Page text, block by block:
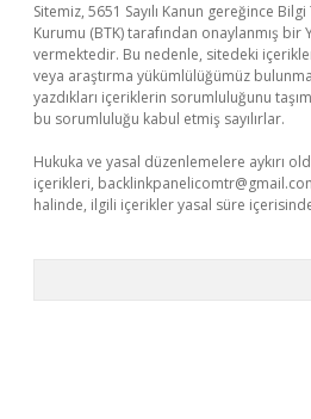
Sitemiz, 5651 Sayılı Kanun gereğince
Kurumu (BTK) tarafından onaylanmış bir
vermektedir. Bu nedenle, sitedeki
veya araştırma yükümlülüğümüz
yazdıkları içeriklerin sorumluluğunu
bu sorumluluğu kabul etmiş sayılırlar.
Hukuka ve yasal düzenlemelere aykırı
içerikleri,
halinde, ilgili içerikler yasal süre